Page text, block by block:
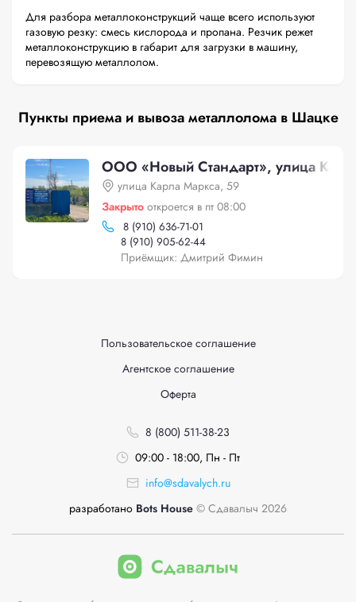
Для разбора металлоконструкций чаще всего используют
газовую резку: смесь кислорода и пропана. Резчик режет
металлоконструкцию в габарит для загрузки в машину,
перевозящую металлолом.
Пункты приема и вывоза металлолома в Шацке
ООО «Новый Стандарт», улица
улица Карла Маркса, 59
Закрыто откроется в пт 08:00
8 (910) 636-71-01
8 (910) 905-62-44
Приёмщик: Дмитрий Фимин
Пользовательское соглашение
Агентское соглашение
Оферта
8 (800) 511-38-23
09:00 - 18:00, Пн - Пт
info@sdavalych.ru
разработано Bots House © Сдавалыч 2026